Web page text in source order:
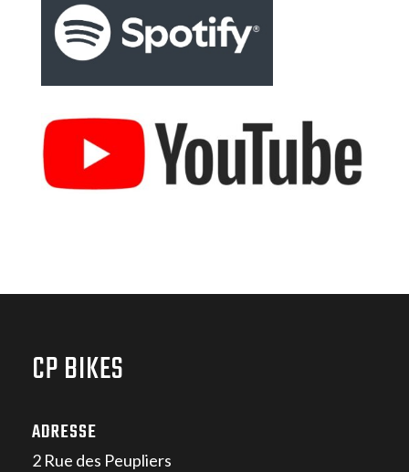
CP BIKES
ADRESSE
2 Rue des Peupliers